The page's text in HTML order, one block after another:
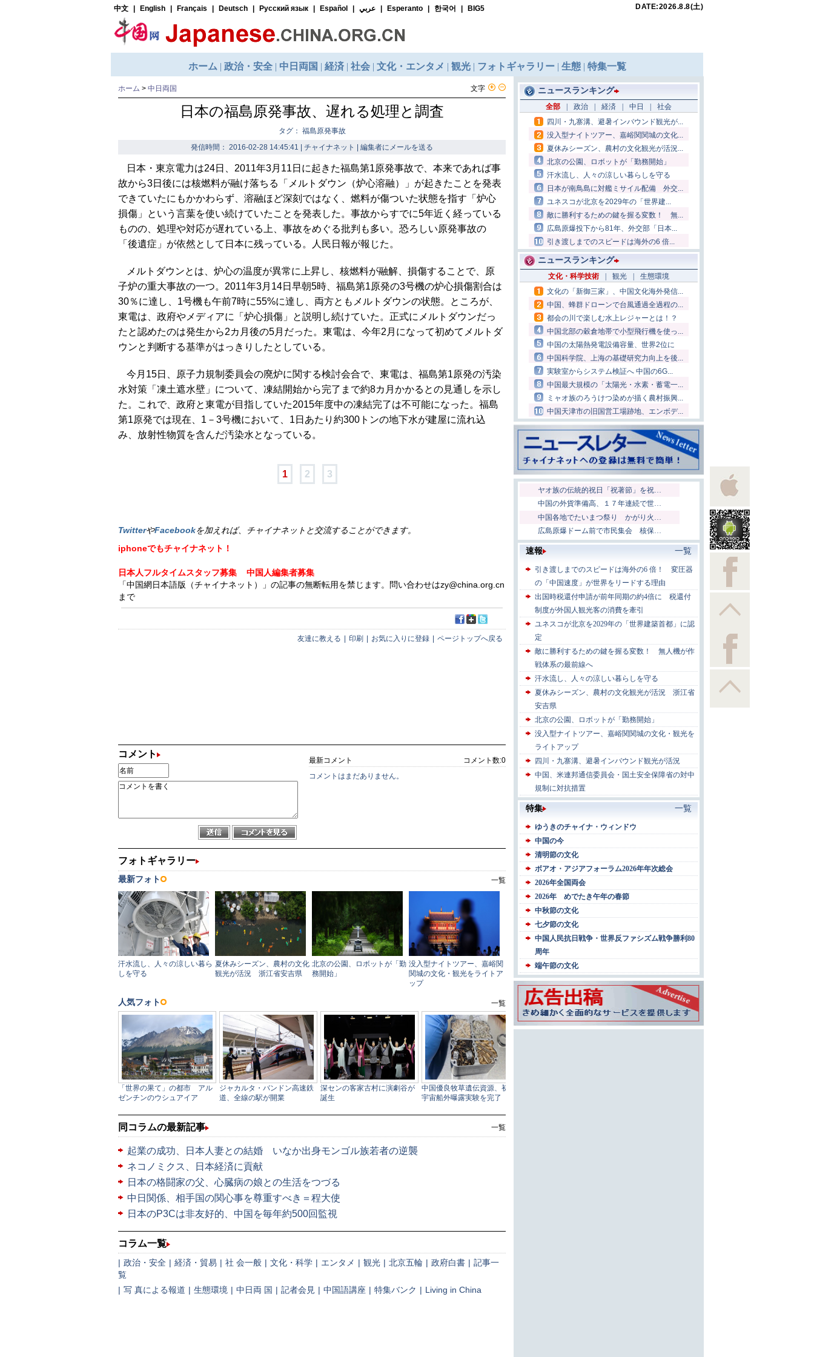
文字
ホーム > 中日両国
日本の福島原発事故、遅れる処理と調査
タグ： 福島原発事故
発信時間： 2016-02-28 14:45:41 | チャイナネット | 編集者にメールを送る
日本・東京電力は24日、2011年3月11日に起きた福島第1原発事故で、本来であれば事
故から3日後には核燃料が融け落ちる「メルトダウン（炉心溶融）」が起きたことを発表
できていたにもかかわらず、溶融ほど深刻ではなく、燃料が傷ついた状態を指す「炉心
損傷」という言葉を使い続けていたことを発表した。事故からすでに5年近く経っている
ものの、処理や対応が遅れている上、事故をめぐる批判も多い。恐ろしい原発事故の
「後遺症」が依然として日本に残っている。人民日報が報じた。
メルトダウンとは、炉心の温度が異常に上昇し、核燃料が融解、損傷することで、原
子炉の重大事故の一つ。2011年3月14日早朝5時、福島第1原発の3号機の炉心損傷割合は
30％に達し、1号機も午前7時に55%に達し、両方ともメルトダウンの状態。ところが、
東電は、政府やメディアに「炉心損傷」と説明し続けていた。正式にメルトダウンだっ
たと認めたのは発生から2カ月後の5月だった。東電は、今年2月になって初めてメルトダ
ウンと判断する基準がはっきりしたとしている。
今月15日、原子力規制委員会の廃炉に関する検討会合で、東電は、福島第1原発の汚染
水対策「凍土遮水壁」について、凍結開始から完了まで約8カ月かかるとの見通しを示し
た。これで、政府と東電が目指していた2015年度中の凍結完了は不可能になった。福島
第1原発では現在、1－3号機において、1日あたり約300トンの地下水が建屋に流れ込
み、放射性物質を含んだ汚染水となっている。
1 2 3
TwitterやFacebookを加えれば、チャイナネットと交流することができます。
iphoneでもチャイナネット！
日本人フルタイムスタッフ募集
中国人編集者募集
「中国網日本語版（チャイナネット）」の記事の無断転用を禁じます。問い合わせはzy@china.org.cn
まで
友達に教える 印刷 お気に入りに登録 ページトップへ戻る
コメント
コメント数:0
最新コメント
コメントはまだありません。
一覧
同コラムの最新記事
起業の成功、日本人妻との結婚 いなか出身モンゴル族若者の逆襲
ネコノミクス、日本経済に貢献
日本の格闘家の父、心臓病の娘との生活をつづる
中日関係、相手国の関心事を尊重すべき＝程大使
日本のP3Cは非友好的、中国を毎年約500回監視
コラム一覧
| 政治・安全 | 経済・貿易 | 社 会一般 | 文化・科学 | エンタメ | 観光 | 北京五輪 | 政府白書 | 記事一
覧
| 写 真による報道 | 生態環境 | 中日両 国 | 記者会見 | 中国語講座 | 特集バンク | Living in China